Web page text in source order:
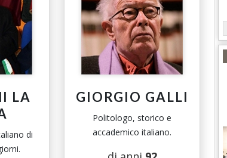
LA
di
GIORGIO GALLI
Politologo, storico e
accademico italiano.